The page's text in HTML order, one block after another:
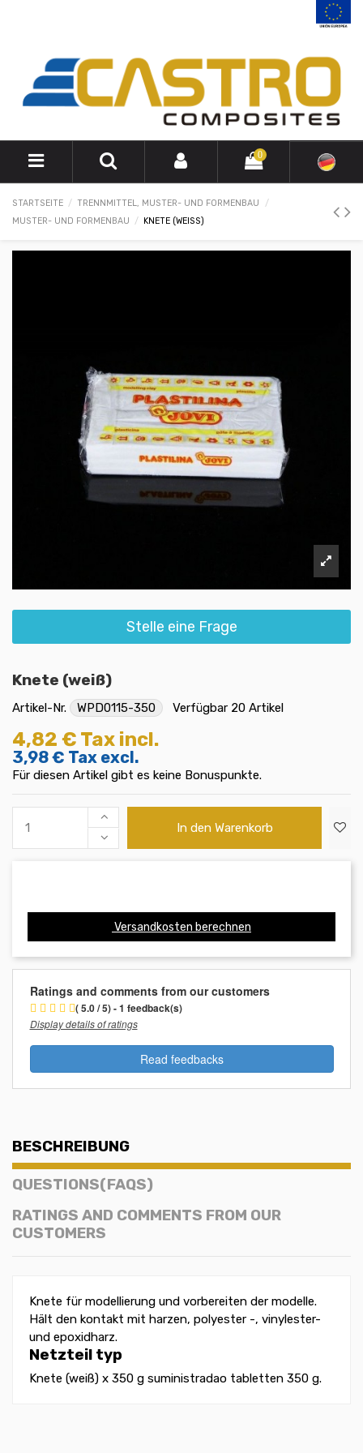
0
STARTSEITE
TRENNMITTEL, MUSTER- UND FORMENBAU
MUSTER- UND FORMENBAU
KNETE (WEISS)
Stelle eine Frage
Knete (weiß)
Artikel-Nr. WPD0115-350 Verfügbar 20 Artikel
4,82 € Tax incl.
3,98 € Tax excl.
Für diesen Artikel gibt es keine Bonuspunkte.
In den Warenkorb
Versandkosten berechnen
Ratings and comments from our customers
( 5.0 / 5) - 1 feedback(s)
Display details of ratings
Read feedbacks
BESCHREIBUNG
QUESTIONS(FAQS)
RATINGS AND COMMENTS FROM OUR
CUSTOMERS
Knete für modellierung und vorbereiten der modelle.
Hält den kontakt mit harzen, polyester -, vinylester-
und epoxidharz.
Netzteil typ
Knete (weiß) x 350 g suministradao tabletten 350 g.